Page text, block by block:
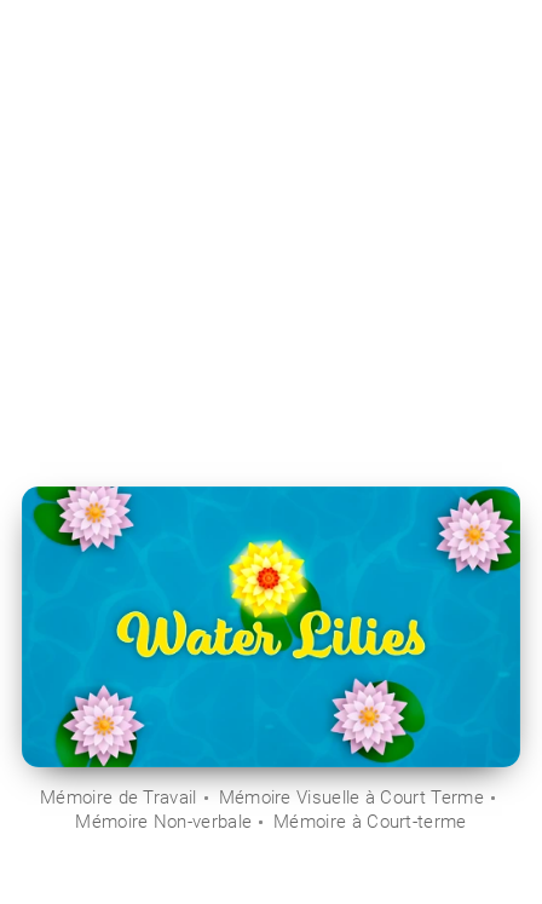
Mémoire de Travail
Mémoire Visuelle à Court Terme
Mémoire Non-verbale
Mémoire à Court-terme